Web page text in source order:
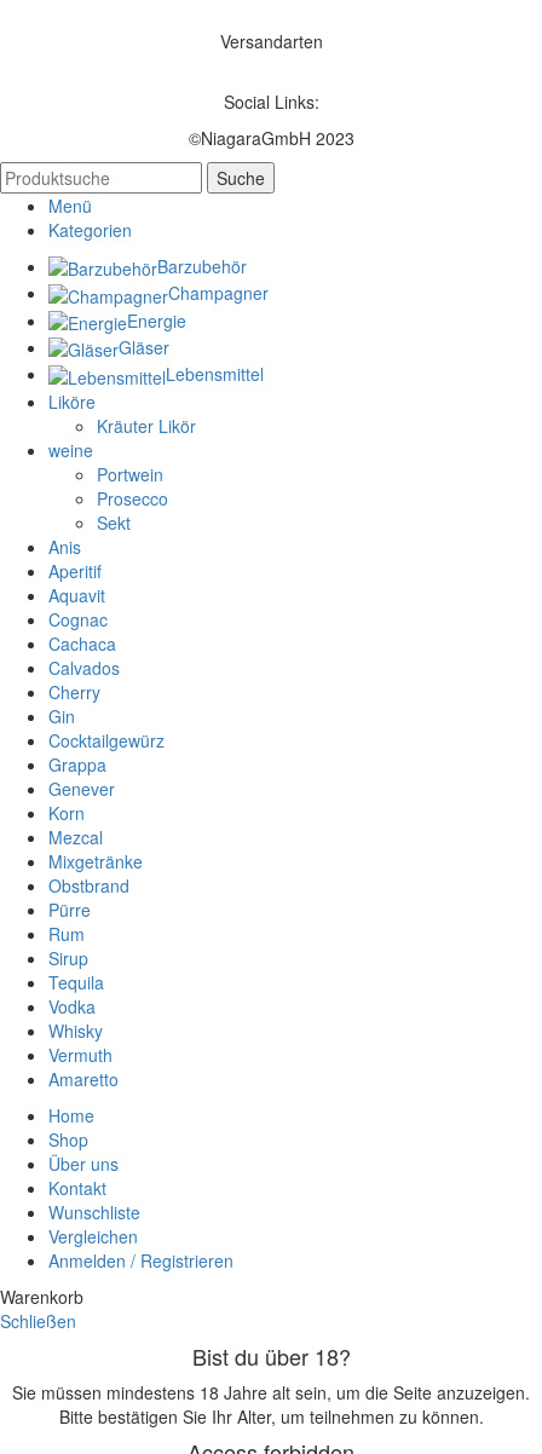
Versandarten
Social Links:
©NiagaraGmbH 2023
Suche
Menü
Kategorien
Barzubehör
Champagner
Energie
Gläser
Lebensmittel
Liköre
Kräuter Likör
weine
Portwein
Prosecco
Sekt
Anis
Aperitif
Aquavit
Cognac
Cachaca
Calvados
Cherry
Gin
Cocktailgewürz
Grappa
Genever
Korn
Mezcal
Mixgetränke
Obstbrand
Pürre
Rum
Sirup
Tequila
Vodka
Whisky
Vermuth
Amaretto
Home
Shop
Über uns
Kontakt
Wunschliste
Vergleichen
Anmelden / Registrieren
Warenkorb
Schließen
Bist du über 18?
Sie müssen mindestens 18 Jahre alt sein, um die Seite anzuzeigen.
Bitte bestätigen Sie Ihr Alter, um teilnehmen zu können.